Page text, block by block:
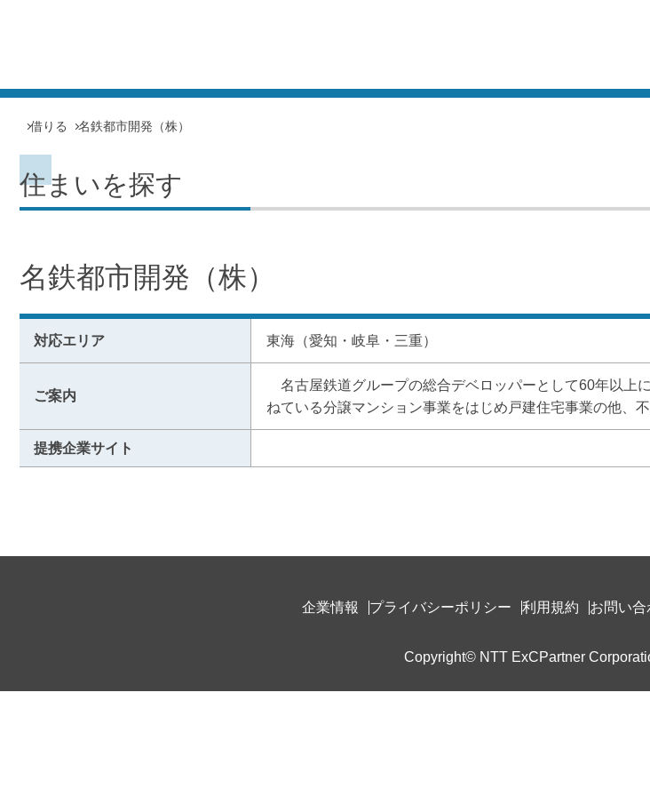
借りる 名鉄都市開発（株）
住まいを探す
名鉄都市開発（株）
対応エリア 東海（愛知・岐阜・三重）
ご案内
名古屋鉄道グループの総合デベロッパーとして60年以上
ねている分譲マンション事業をはじめ戸建住宅事業の他、
提携企業サイト
企業情報 プライバシーポリシー 利用規約 お問い合
Copyright© NTT ExCPartner